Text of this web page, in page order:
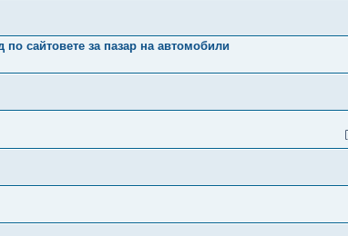
сайтовете за пазар на автомобили